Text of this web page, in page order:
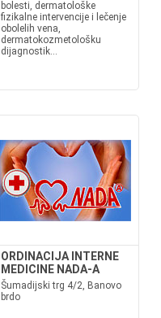
bolesti, dermatološke
fizikalne intervencije i lečenje
obolelih vena,
dermatokozmetološku
dijagnostik...
ORDINACIJA INTERNE
MEDICINE NADA-A
Šumadijski trg 4/2, Banovo
brdo